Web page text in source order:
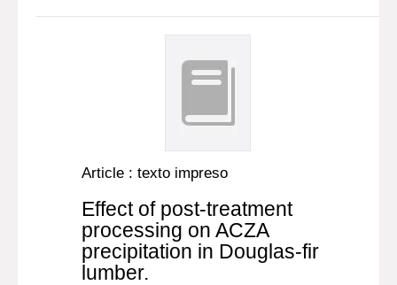
Article : texto impreso
Effect of post-treatment
processing on ACZA
precipitation in Douglas-fir
lumber.